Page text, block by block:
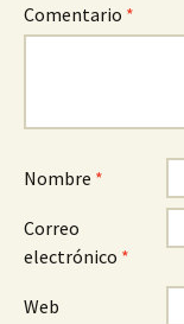
Comentario *
Nombre *
Correo
electrónico *
Web